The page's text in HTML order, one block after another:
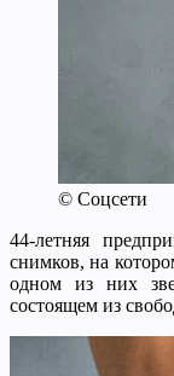
© Соцсети
44-летняя
снимков, на
одном из них
состоящем из